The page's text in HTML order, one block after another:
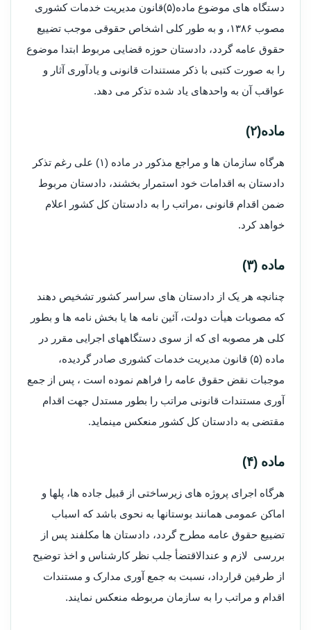
دستگاه های موضوع ماده(۵)قانون مدیریت خدمات کشوری
مصوب ۱۳۸۶، و به طور کلی اشخاص حقوقی موجب تضییع
حقوق عامه گردد، دادستان حوزه قضایی مربوط ابتدا موضوع
را به صورت کتبی با ذکر مستندات قانونی و یادآوری آثار و
عواقب آن به واحدهای یاد شده تذکر می دهد.
ماده(۲)
هرگاه سازمان ها و مراجع مذکور در ماده (۱) علی رغم تذکر
دادستان به اقدامات خود استمرار بخشند، دادستان مربوط
ضمن اقدام قانونی ،مراتب را به دادستان کل کشور اعلام
خواهد کرد.
ماده (۳)
چنانچه هر یک از دادستان های سراسر کشور تشخیص دهند
که مصوبات هیأت دولت، آئین نامه ها یا بخش نامه ها و بطور
کلی هر مصوبه ای که از سوی دستگاههای اجرایی مقرر در
ماده (۵) قانون مدیریت خدمات کشوری صادر گردیده،
موجبات نقض حقوق عامه را فراهم نموده است ، پس از جمع
آوری مستندات قانونی مراتب را بطور مستدل جهت اقدام
مقتضی به دادستان کل کشور منعکس می­نماید.
ماده (۴)
هرگاه اجرای پروژه های زیرساختی از قبیل جاده­ ها، پل­ها و
اماکن عمومی همانند بوستان­ها به نحوی باشد که اسباب
تضییع حقوق عامه مطرح گردد، دادستان ها مکلفند پس از
بررسی لازم و عندالاقتضأ جلب نظر کارشناس و اخذ توضیح
از طرفین قرارداد، نسبت به جمع آوری مدارک و مستندات
اقدام و مراتب را به سازمان مربوطه منعکس نمایند.